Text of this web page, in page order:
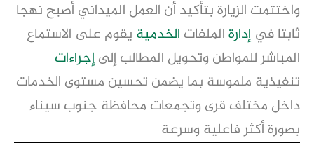
واختتمت الزيارة بتأكيد أن العمل الميداني أصبح نهجا
ثابتا فيإدارةالملفات الخدمية يقوم على الاستماع
المباشر للمواطن وتحويل المطالب إلىإجراءات
تنفيذية ملموسة بما يضمن تحسين مستوى الخدمات
داخل مختلف قرى وتجمعات محافظة جنوب سيناء
بصورة أكثر فاعلية وسرعة